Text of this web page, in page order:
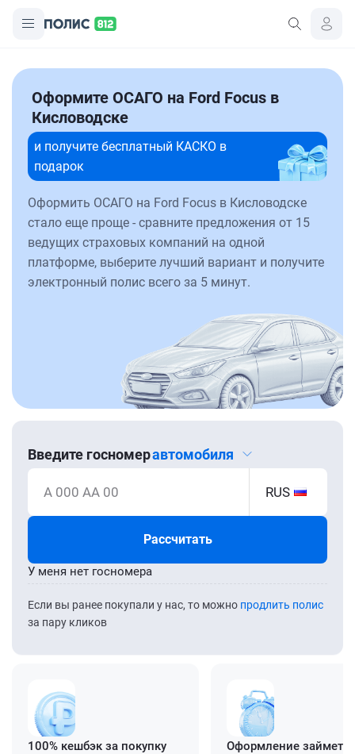
Оформите ОСАГО на Ford Focus в
Кисловодске
и получите бесплатный КАСКО в
подарок
Оформить ОСАГО на Ford Focus в Кисловодске
стало еще проще - сравните предложения от 15
ведущих страховых компаний на одной
платформе, выберите лучший вариант и получите
электронный полис всего за 5 минут.
Введите госномеравтомобиля
А 000 АА 00 RUS
Рассчитать
Если вы ранее покупали у нас, то можно продлить полис
за пару кликов
У меня нет госномера
100% кешбэк за покупку
Оформление займет